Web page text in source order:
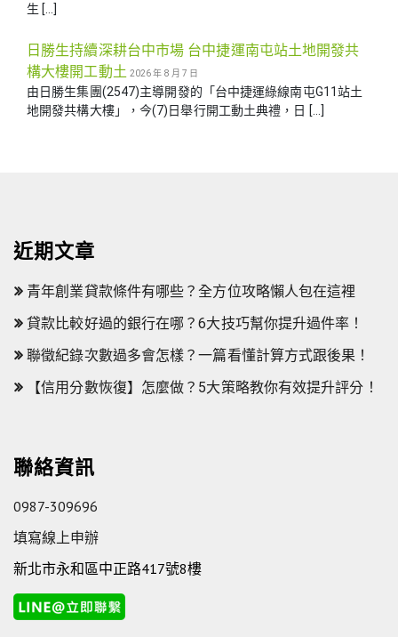
生 […]
日勝生持續深耕台中市場 台中捷運南屯站土地開發共
構大樓開工動土 2026 年 8 月 7 日
由日勝生集團(2547)主導開發的「台中捷運綠線南屯G11站土
地開發共構大樓」，今(7)日舉行開工動土典禮，日 […]
近期文章
青年創業貸款條件有哪些？全方位攻略懶人包在這裡
貸款比較好過的銀行在哪？6大技巧幫你提升過件率！
聯徵紀錄次數過多會怎樣？一篇看懂計算方式跟後果！
【信用分數恢復】怎麼做？5大策略教你有效提升評分！
聯絡資訊
0987-309696
填寫線上申辦
新北市永和區中正路417號8樓